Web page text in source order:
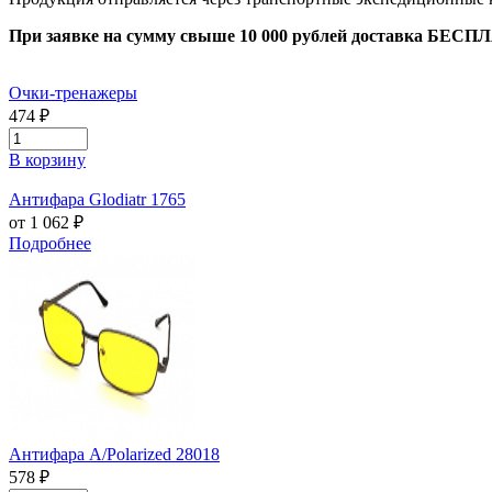
При заявке на сумму свыше 10 000 рублей доставка
Очки-тренажеры
474 ₽
В корзину
Антифара Glodiatr 1765
от 1 062 ₽
Подробнее
Антифара А/Polarized 28018
578 ₽